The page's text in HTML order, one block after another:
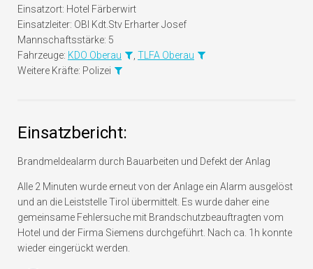
Einsatzort: Hotel Färberwirt
Einsatzleiter: OBI Kdt.Stv Erharter Josef
Mannschaftsstärke: 5
Fahrzeuge: KDO Oberau
TLFA Oberau
Weitere Kräfte: Polizei
Einsatzbericht:
Brandmeldealarm durch Bauarbeiten und Defekt der Anlag
Alle 2 Minuten wurde erneut von der Anlage ein Alarm ausgelöst
und an die Leiststelle Tirol übermittelt. Es wurde daher eine
gemeinsame Fehlersuche mit Brandschutzbeauftragten vom
Hotel und der Firma Siemens durchgeführt. Nach ca. 1h konnte
wieder eingerückt werden.